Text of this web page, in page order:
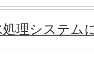
理システム